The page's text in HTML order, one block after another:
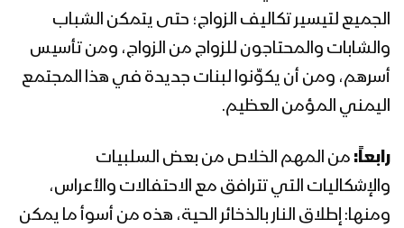
الجميع لتيسير تكاليف الزواج؛ حتى يتمكن الشباب
والشابات والمحتاجون للزواج من الزواج، ومن تأسيس
أسرهم، ومن أن يكوِّنوا لبنات جديدة في هذا المجتمع
اليمني المؤمن العظيم.
رابعاً: من المهم الخلاص من بعض السلبيات
والإشكاليات التي تترافق مع الاحتفالات والأعراس،
ومنها: إطلاق النار بالذخائر الحية، هذه من أسوأ ما يمكن